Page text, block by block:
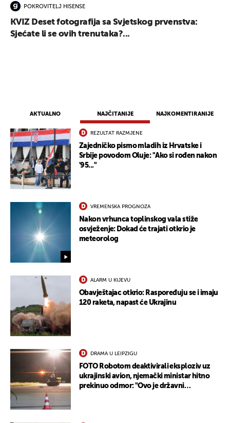
AKTUALNO NAJČITANIJE NAJKOMENTIRANIJE
REZULTAT RAZMJENE
Zajedničko pismo mladih iz Hrvatske i
Srbije povodom Oluje: "Ako si rođen nakon
'95..."
VREMENSKA PROGNOZA
Nakon vrhunca toplinskog vala stiže
osvježenje: Dokad će trajati otkrio je
meteorolog
ALARM U KIJEVU
Obavještajac otkrio: Raspoređuju se i imaju
120 raketa, napast će Ukrajinu
DRAMA U LEIPZIGU
FOTO Robotom deaktivirali eksploziv uz
ukrajinski avion, njemački ministar hitno
prekinuo odmor: "Ovo je državni
POKROVITELJ HISENSE
KVIZ Deset fotografija sa Svjetskog prvenstva:
Sjećate li se ovih trenutaka?...
UKLJUČITE NOTIFIKACIJE